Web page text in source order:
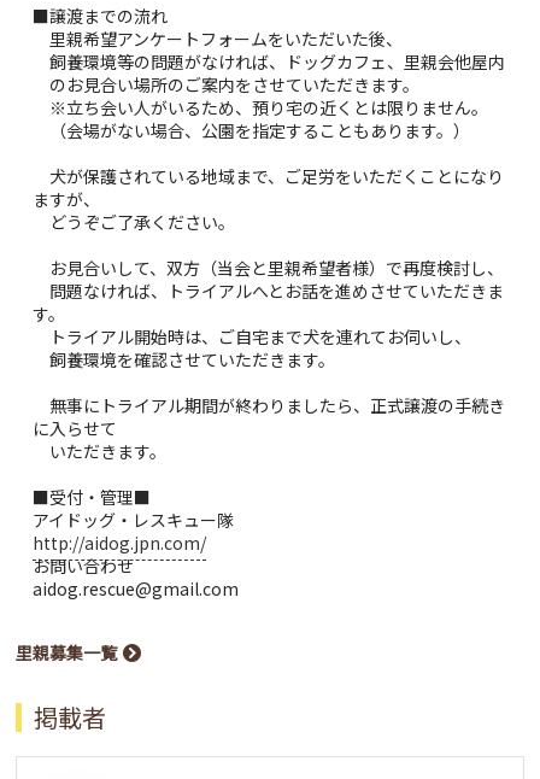
■譲渡までの流れ
里親希望アンケートフォームをいただいた後、
飼養環境等の問題がなければ、ドッグカフェ、里親会他屋内
のお見合い場所のご案内をさせていただきます。
※立ち会い人がいるため、預り宅の近くとは限りません。
（会場がない場合、公園を指定することもあります。）
犬が保護されている地域まで、ご足労をいただくことになり
ますが、
どうぞご了承ください。
お見合いして、双方（当会と里親希望者様）で再度検討し、
問題なければ、トライアルへとお話を進めさせていただきま
す。
トライアル開始時は、ご自宅まで犬を連れてお伺いし、
飼養環境を確認させていただきます。
無事にトライアル期間が終わりましたら、正式譲渡の手続き
に入らせて
いただきます。
■受付・管理■
アイドッグ・レスキュー隊
http://aidog.jpn.com/
お問い合わせ
aidog.rescue@gmail.com
里親募集一覧
掲載者